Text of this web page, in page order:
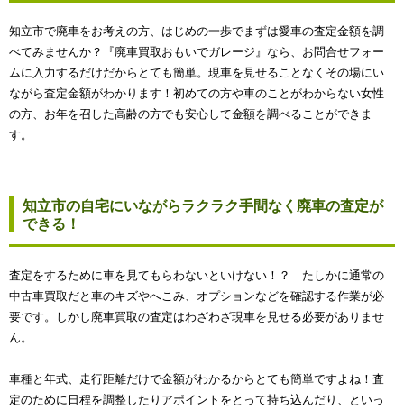
知立市で廃車をお考えの方、はじめの一歩でまずは愛車の査定金額を調
べてみませんか？『廃車買取おもいでガレージ』なら、お問合せフォー
ムに入力するだけだからとても簡単。現車を見せることなくその場にい
ながら査定金額がわかります！初めての方や車のことがわからない女性
の方、お年を召した高齢の方でも安心して金額を調べることができま
す。
知立市の自宅にいながらラクラク手間なく廃車の査定が
できる！
査定をするために車を見てもらわないといけない！？ たしかに通常の
中古車買取だと車のキズやへこみ、オプションなどを確認する作業が必
要です。しかし廃車買取の査定はわざわざ現車を見せる必要がありませ
ん。
車種と年式、走行距離だけで金額がわかるからとても簡単ですよね！査
定のために日程を調整したりアポイントをとって持ち込んだり、といっ